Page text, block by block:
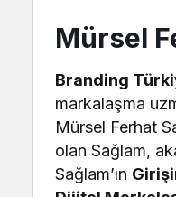
Mürsel
Branding
markalaşma
Mürsel Ferhat
olan Sağlam,
Sağlam’ın